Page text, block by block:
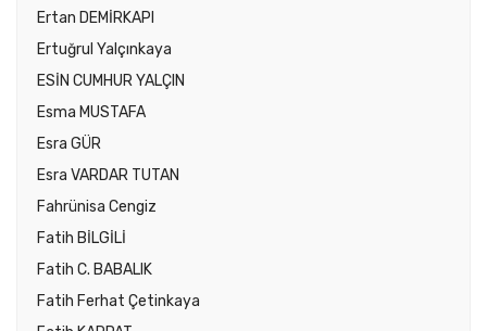
Ertan DEMİRKAPI
Ertuğrul Yalçınkaya
ESİN CUMHUR YALÇIN
Esma MUSTAFA
Esra GÜR
Esra VARDAR TUTAN
Fahrünisa Cengiz
Fatih BİLGİLİ
Fatih C. BABALIK
Fatih Ferhat Çetinkaya